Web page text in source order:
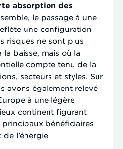
absorption des
le passage à une
une configuration
risques ne sont plus
baisse, mais où la
compte tenu de la
secteurs et styles. Sur
avons également relevé
à une légère
continent figurant
bénéficiaires
l’énergie.